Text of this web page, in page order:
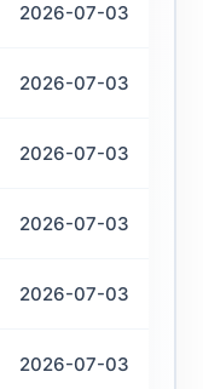
2026-07-03
2026-07-03
2026-07-03
2026-07-03
2026-07-03
2026-07-03